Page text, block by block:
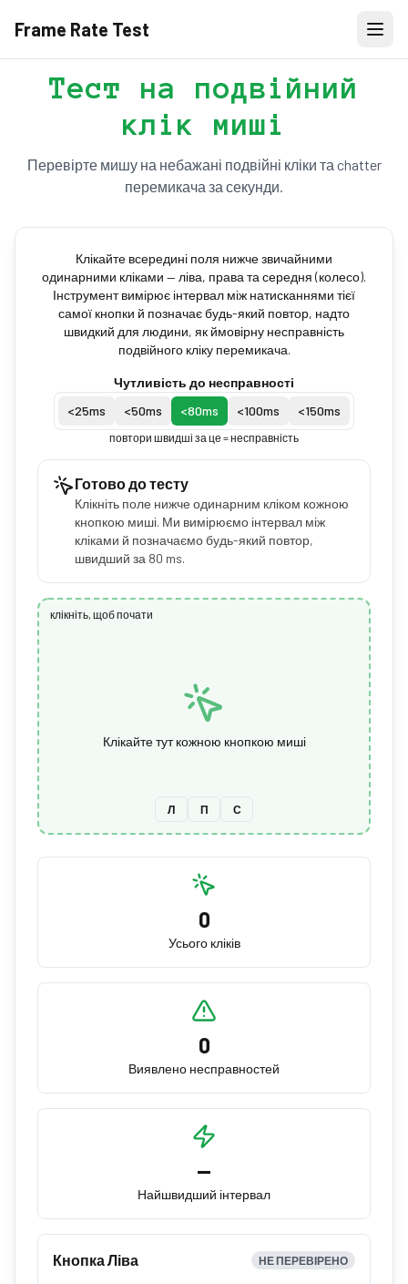
Frame Rate Test
Тест на подвійний
клік миші
Перевірте мишу на небажані подвійні кліки та chatter
перемикача за секунди.
Клікайте всередині поля нижче звичайними
одинарними кліками — ліва, права та середня (колесо).
Інструмент вимірює інтервал між натисканнями тієї
самої кнопки й позначає будь-який повтор, надто
швидкий для людини, як ймовірну несправність
подвійного кліку перемикача.
Чутливість до несправності
<25ms <50ms <80ms <100ms <150ms
повтори швидші за це = несправність
Готово до тесту
Клікніть поле нижче одинарним кліком кожною
кнопкою миші. Ми вимірюємо інтервал між
кліками й позначаємо будь-який повтор,
швидший за 80 ms.
клікніть, щоб почати
Клікайте тут кожною кнопкою миші
Л П С
0
Усього кліків
0
Виявлено несправностей
—
Найшвидший інтервал
Кнопка Ліва НЕ ПЕРЕВІРЕНО